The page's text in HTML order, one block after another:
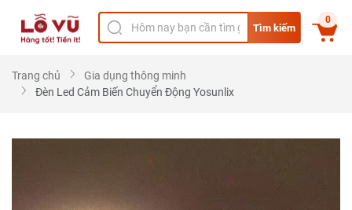
Tìm kiếm
0
Trang chủ
Gia dụng thông minh
Đèn Led Cảm Biến Chuyển Động Yosunlix